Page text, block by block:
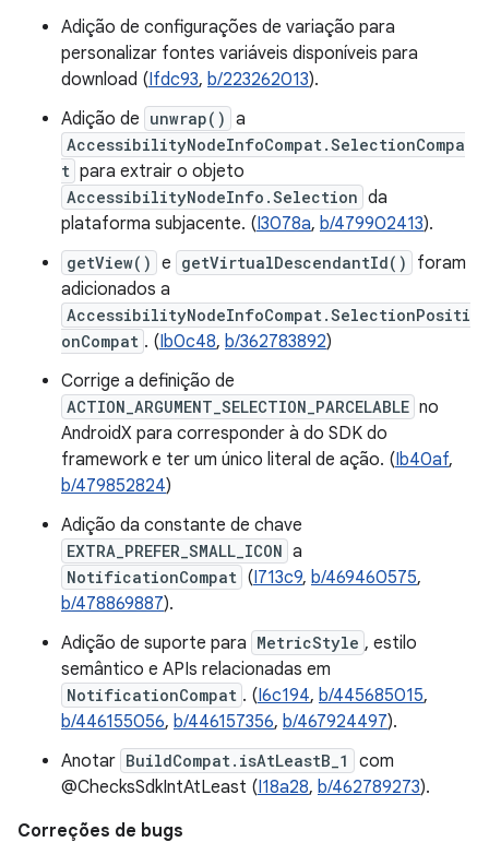
Adição de configurações de variação para
personalizar fontes variáveis disponíveis para
download (Ifdc93, b/223262013).
Adição de unwrap() a
AccessibilityNodeInfoCompat.SelectionCompa
t para extrair o objeto
AccessibilityNodeInfo.Selection da
plataforma subjacente. (I3078a, b/479902413).
getView() e getVirtualDescendantId()
foram
adicionados a
AccessibilityNodeInfoCompat.SelectionPositi
onCompat . (Ib0c48, b/362783892)
Corrige a definição de
ACTION_ARGUMENT_SELECTION_PARCELABLE no
AndroidX para corresponder à do SDK do
framework e ter um único literal de ação. (Ib40af,
b/479852824)
Adição da constante de chave
EXTRA_PREFER_SMALL_ICON a
NotificationCompat (I713c9, b/469460575,
b/478869887).
Adição de suporte para MetricStyle , estilo
semântico e APIs relacionadas em
NotificationCompat . (I6c194, b/445685015,
b/446155056, b/446157356, b/467924497).
Anotar BuildCompat.isAtLeastB_1
com
@ChecksSdkIntAtLeast (I18a28, b/462789273).
Correções de bugs